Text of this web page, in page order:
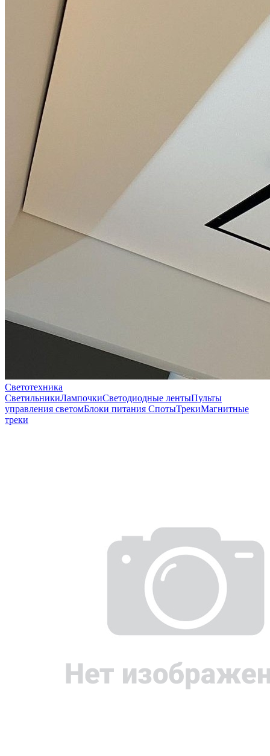
Светотехника
СветильникиЛампочкиСветодиодные лентыПульты
управления светомБлоки питания СпотыТрекиМагнитные
треки